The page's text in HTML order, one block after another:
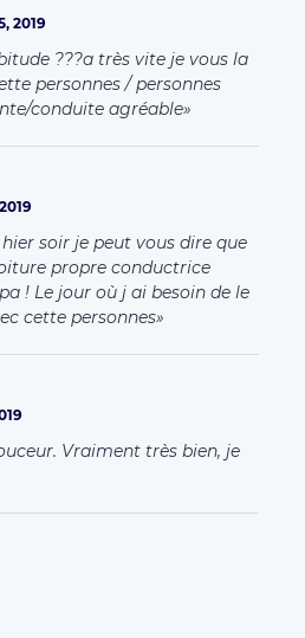
cette personnes
Vraiment très bien, je